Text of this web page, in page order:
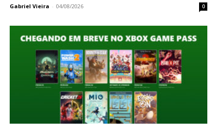
Gabriel Vieira - 04/08/2026 0